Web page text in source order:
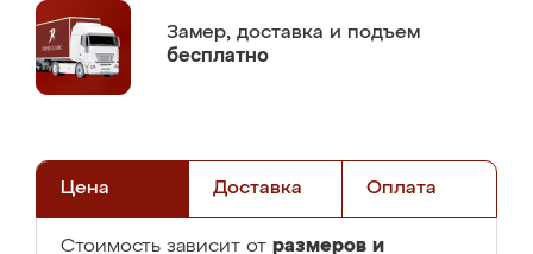
Замер, доставка и подъем
бесплатно
Цена Доставка Оплата
Стоимость зависит от размеров и